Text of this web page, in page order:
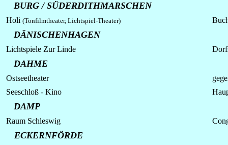
BURG / SÜDERDITHMARSCHEN
Holi (Tonfilmtheater, Lichtspiel-Theater)
DÄNISCHENHAGEN
Lichtspiele Zur Linde
DAHME
Ostseetheater
Seeschloß - Kino
DAMP
Raum Schleswig
ECKERNFÖRDE